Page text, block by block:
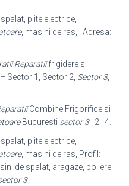
plite electrice,
, masini de ras, . Adresa: I
Reparatiifrigidere si
Sector 1, Sector 2, Sector 3,
Combine Frigorifice si
Bucuresti sector 3, 2 , 4.
plite electrice,
, masini de ras, Profil:
de spalat, aragaze, boilere.
3